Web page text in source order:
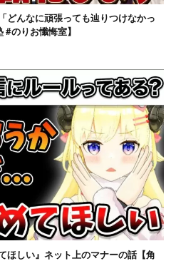
どんなに頑張っても辿りつけなかっ
のりお懺悔室】
ほしい』ネット上のマナーの話【角